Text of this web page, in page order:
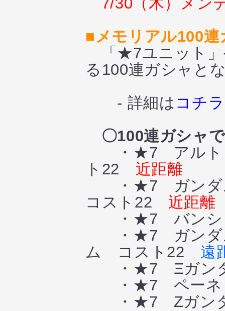
■メモリアル100
「★7ユニット」
る100連ガシャと
- 詳細は コチラ
〇100連ガシャ
・★7 アルトロ
ト22 近距離
・★7 ガンダム
コスト22 近距離
・★7 バンシ
・★7 ガンダム
ム コスト22 遠
・★7 Ξガン
・★7 ペーネ
・★7 Zガンダ